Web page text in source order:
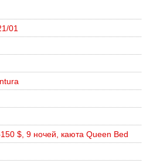
01
$, 9 ночей, каюта Queen Bed